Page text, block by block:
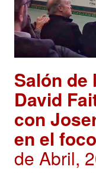
Salón de
David
con
en el
de Abril,